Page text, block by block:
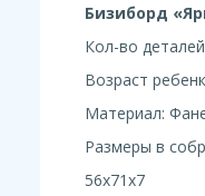
Бизиборд
Кол-во
Возраст
Материал:
Размеры в
56x71x7